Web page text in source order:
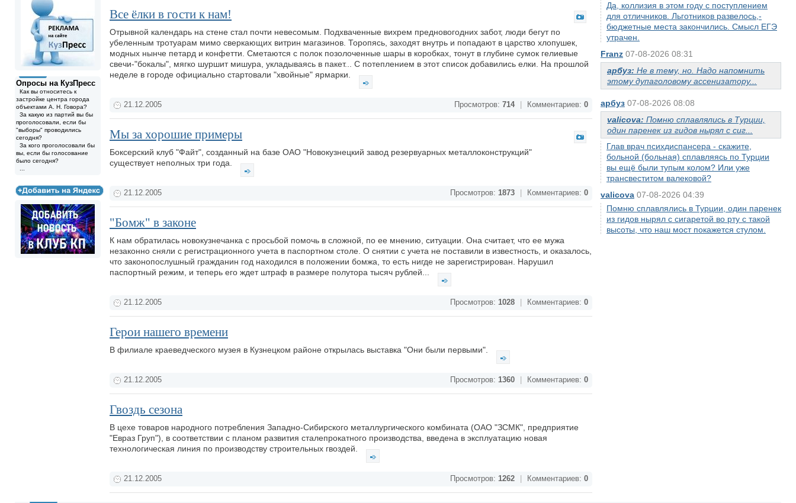
Да, коллизия в этом году с поступлением
для отличников. Льготников развелось,-
бюджетные места закончились. Смысл ЕГЭ
утрачен.
Franz 07-08-2026 08:31
арбуз: Не в тему, но. Надо напомнить
этому дупаголовому ассенизатору...
арбуз 07-08-2026 08:08
valicova: Помню сплавлялись в Турции,
один паренек из гидов нырял с сиг...
Глав врач психдиспансера - скажите,
больной (больная) сплавляясь по Турции
вы ещё были тупым колом? Или уже
трансвеститом валековой?
valicova 07-08-2026 04:39
Помню сплавлялись в Турции, один паренек
из гидов нырял с сигаретой во рту с такой
высоты, что наш мост покажется стулом.
Опросы на КузПресс
Как вы относитесь к
застройке центра города
объектами А. Н. Говора?
За какую из партий вы бы
проголосовали, если бы
"выборы" проводились
сегодня?
За кого проголосовали бы
вы, если бы голосование
было сегодня?
Все ёлки в гости к нам!
Отрывной календарь на стене стал почти невесомым. Подхваченные вихрем предновогодних забот, люди бегут по
убеленным тротуарам мимо сверкающих витрин магазинов. Торопясь, заходят внутрь и попадают в царство хлопушек,
модных нынче петард и конфетти. Сметаются с полок позолоченные шары в коробках, тонут в глубине сумок гелиевые
свечи-"бокалы", мягко шуршит мишура, укладываясь в пакет... С потеплением в этот список добавились елки. На прошлой
неделе в городе официально стартовали "хвойные" ярмарки.
21.12.2005 Просмотров: 714 Комментариев: 0
Мы за хорошие примеры
Боксерский клуб "Файт", созданный на базе ОАО "Новокузнецкий завод резервуарных металлоконструкций"
существует неполных три года.
21.12.2005 Просмотров: 1873 Комментариев: 0
"Бомж" в законе
К нам обратилась новокузнечанка с просьбой помочь в сложной, по ее мнению, ситуации. Она считает, что ее мужа
незаконно сняли с регистрационного учета в паспортном столе. О снятии с учета не поставили в известность, и оказалось,
что законопослушный гражданин год находился в положении бомжа, то есть нигде не зарегистрирован. Нарушил
паспортный режим, и теперь его ждет штраф в размере полутора тысяч рублей...
21.12.2005 Просмотров: 1028 Комментариев: 0
Герои нашего времени
В филиале краеведческого музея в Кузнецком районе открылась выставка "Они были первыми".
21.12.2005 Просмотров: 1360 Комментариев: 0
Гвоздь сезона
В цехе товаров народного потребления Западно-Сибирского металлургического комбината (ОАО "ЗСМК", предприятие
"Евраз Груп"), в соответствии с планом развития сталепрокатного производства, введена в эксплуатацию новая
технологическая линия по производству строительных гвоздей.
21.12.2005 Просмотров: 1262 Комментариев: 0